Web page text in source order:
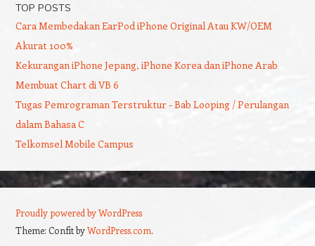
TOP POSTS
Cara Membedakan EarPod iPhone Original Atau KW/OEM
Akurat 100%
Kekurangan iPhone Jepang, iPhone Korea dan iPhone Arab
Membuat Chart di VB 6
Tugas Pemrograman Terstruktur - Bab Looping / Perulangan
dalam Bahasa C
Telkomsel Mobile Campus
Proudly powered by WordPress
Theme: Confit byWordPress.com.